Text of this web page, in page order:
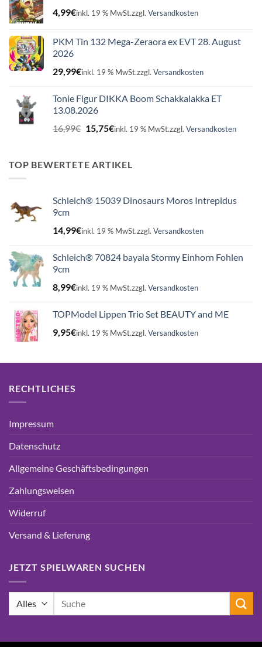
4,99€inkl. 19 % MwSt.zzgl. Versandkosten
PKM Tin 132 Mega-Zeraora ex EVT 28. August
2026
29,99€inkl. 19 % MwSt.zzgl. Versandkosten
Tonie Figur DIKKA Boom Schakkalakka ET
13.08.2026
16,99€ Ursprünglicher
Preis
16,99€
15,75€Aktueller
15,75€.
inkl. 19 % MwSt.zzgl. Versandkosten
TOP BEWERTETE ARTIKEL
Schleich® 15039 Dinosaurs Moros Intrepidus
9cm
14,99€inkl. 19 % MwSt.zzgl. Versandkosten
Schleich® 70824 bayala Stormy Einhorn Fohlen
9cm
8,99€inkl. 19 % MwSt.zzgl. Versandkosten
TOPModel Lippen Trio Set BEAUTY and ME
9,95€inkl. 19 % MwSt.zzgl. Versandkosten
RECHTLICHES
Impressum
Datenschutz
Allgemeine Geschäftsbedingungen
Zahlungsweisen
Widerruf
Versand & Lieferung
JETZT SPIELWAREN SUCHEN